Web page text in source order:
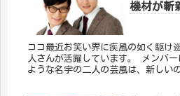
機材が斬
ココ最近お笑い界に疾風の如く駆け
人さんが活躍しています。 メンバ
ような名字の二人の芸風は、新しい